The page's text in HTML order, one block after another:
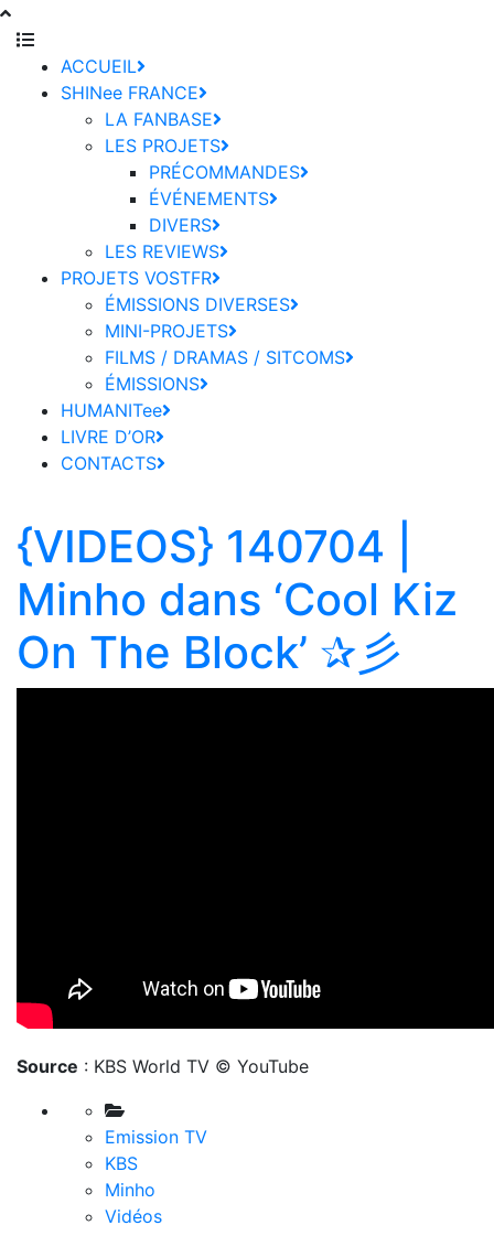
ACCUEIL
SHINee FRANCE
LA FANBASE
LES PROJETS
PRÉCOMMANDES
ÉVÉNEMENTS
DIVERS
LES REVIEWS
PROJETS VOSTFR
ÉMISSIONS DIVERSES
MINI-PROJETS
FILMS / DRAMAS / SITCOMS
ÉMISSIONS
HUMANITee
LIVRE D’OR
CONTACTS
{VIDEOS} 140704 |
Minho dans ‘Cool Kiz
On The Block’ ✰彡
Source : KBS World TV © YouTube
Emission TV
KBS
Minho
Vidéos